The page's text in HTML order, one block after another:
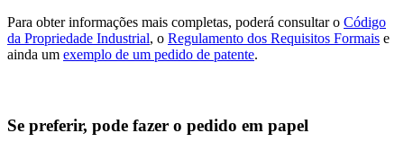
Para obter informações mais completas, poderá consultar o Código
da Propriedade Industrial, o Regulamento dos Requisitos Formais e
ainda um exemplo de um pedido de patente.
Se preferir, pode fazer o pedido em papel